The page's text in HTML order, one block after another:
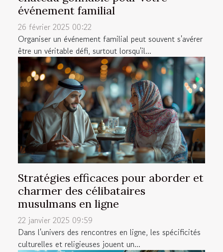
événement familial
26 février 2025 00:22
Organiser un événement familial peut souvent s'avérer
être un véritable défi, surtout lorsqu'il...
Stratégies efficaces pour aborder et
charmer des célibataires
musulmans en ligne
22 janvier 2025 09:59
Dans l'univers des rencontres en ligne, les spécificités
culturelles et religieuses jouent un...